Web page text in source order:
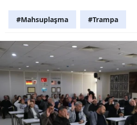
#Mahsuplaşma #Trampa